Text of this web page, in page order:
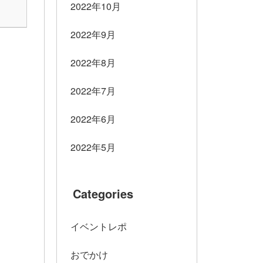
2022年10月
2022年9月
2022年8月
2022年7月
2022年6月
2022年5月
Categories
イベントレポ
おでかけ